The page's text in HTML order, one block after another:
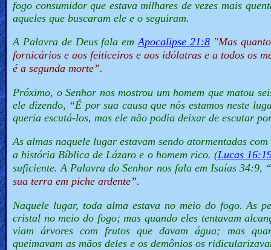
fogo consumidor que estava milhares de vezes mais
aqueles que buscaram ele e o seguiram.
A Palavra de Deus fala emApocalipse 21:8 "Mas
fornicários e aos feiticeiros e aos idólatras e a todos os
é a segunda morte”.
Próximo, o Senhor nos mostrou um homem que matou
ele dizendo, “É por sua causa que nós estamos neste
queria escutá-los, mas ele não podia deixar de escutar
As almas naquele lugar estavam sendo atormentadas
a história Bíblica de Lázaro e o homem rico. (Lucas
suficiente. A Palavra do Senhor nos fala em Isaías 34:9,
sua terra em piche ardente”.
Naquele lugar, toda alma estava no meio do fogo. As
cristal no meio do fogo; mas quando eles tentavam
viam árvores com frutos que davam água; mas
queimavam as mãos deles e os demônios os